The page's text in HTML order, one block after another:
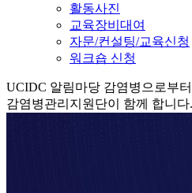
활동사진
교육장비대여
자문/컨설팅/교육신청
워크숍 신청
UCIDC 알림마당 감염병으로부
감염병관리지원단이 함께 합니다.